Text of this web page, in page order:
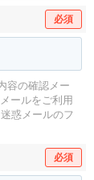
必須
容の確認メー
ールをご利用
迷惑メールのフ
必須